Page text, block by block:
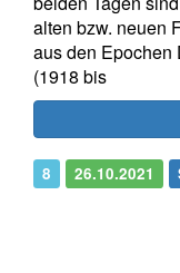
alten bzw. neuen
aus den Epochen
(1918 bis
8 26.10.2021